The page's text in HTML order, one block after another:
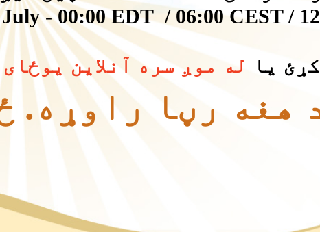
- 00:00 EDT / 06:00 CEST /
یا له موږ سره آنلاین
هغه رڼا راوړه.